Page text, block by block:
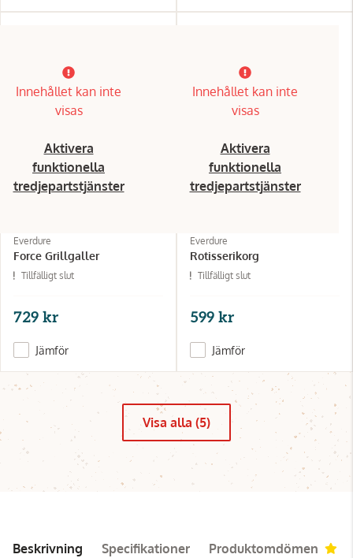
Innehållet kan inte
visas
Aktivera
funktionella
tredjepartstjänster
Everdure
Force Grillgaller
Tillfälligt slut
729 kr
Jämför
Innehållet kan inte
visas
Aktivera
funktionella
tredjepartstjänster
Everdure
Rotisserikorg
Tillfälligt slut
599 kr
Jämför
Visa alla (5)
Beskrivning Specifikationer Produktomdömen